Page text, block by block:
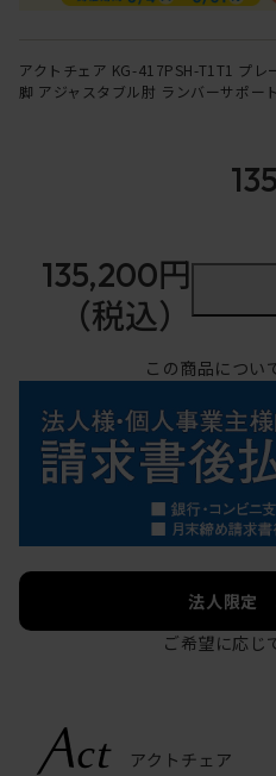
アクトチェア KG-417PSH-T1T1 プ
脚 アジャスタブル肘 ランバーサポー
135,200円
（税込）
この商品につい
法人限定
ご希望に応じ